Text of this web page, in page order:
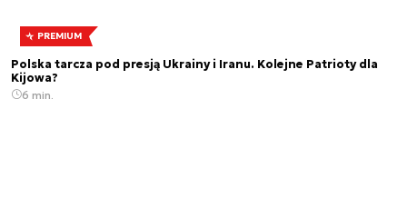
PREMIUM
Polska tarcza pod presją Ukrainy i Iranu. Kolejne Patrioty dla
Kijowa?
6 min.